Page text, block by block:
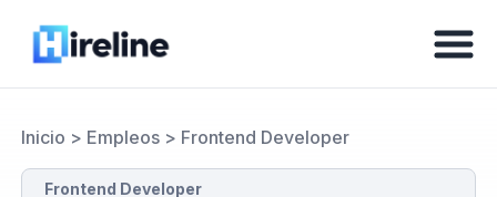
Inicio > Empleos> Frontend Developer